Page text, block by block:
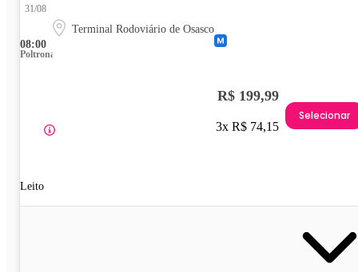
08:00
31/08
Terminal Rodoviário de Osasco
Poltrona
Leito
R$ 199,99
3x R$ 74,15
Selecionar